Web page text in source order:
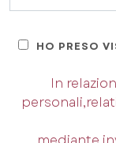
HO PRESO
In